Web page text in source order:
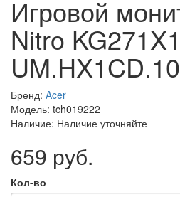
Игровой
Nitro
Бренд: Acer
Модель: tch019222
Наличие: Наличие уточняйте
659 руб.
Кол-во